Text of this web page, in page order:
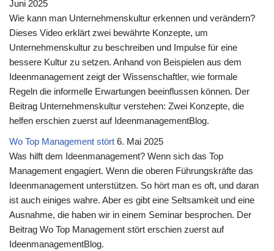
Juni 2025
Wie kann man Unternehmenskultur erkennen und verändern?
Dieses Video erklärt zwei bewährte Konzepte, um
Unternehmenskultur zu beschreiben und Impulse für eine
bessere Kultur zu setzen. Anhand von Beispielen aus dem
Ideenmanagement zeigt der Wissenschaftler, wie formale
Regeln die informelle Erwartungen beeinflussen können. Der
Beitrag Unternehmenskultur verstehen: Zwei Konzepte, die
helfen erschien zuerst auf IdeenmanagementBlog.
Wo Top Management stört 6. Mai 2025
Was hilft dem Ideenmanagement? Wenn sich das Top
Management engagiert. Wenn die oberen Führungskräfte das
Ideenmanagement unterstützen. So hört man es oft, und daran
ist auch einiges wahre. Aber es gibt eine Seltsamkeit und eine
Ausnahme, die haben wir in einem Seminar besprochen. Der
Beitrag Wo Top Management stört erschien zuerst auf
IdeenmanagementBlog.